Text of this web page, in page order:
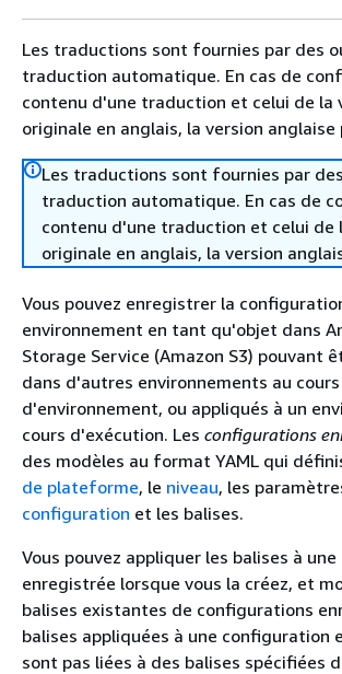
Les traductions sont fournies par des
traduction automatique. En cas de
contenu d'une traduction et celui de la
originale en anglais, la version anglaise
Les traductions sont fournies par
traduction automatique. En cas de
contenu d'une traduction et celui de
originale en anglais, la version
Vous pouvez enregistrer la
environnement en tant qu'objet dans
Storage Service (Amazon S3) pouvant
dans d'autres environnements au
d'environnement, ou appliqués à un
cours d'exécution. Les configurations
des modèles au format YAML qui
de plateforme, le niveau, les
configuration et les balises.
Vous pouvez appliquer les balises à
enregistrée lorsque vous la créez, et
balises existantes de configurations
balises appliquées à une configuration
sont pas liées à des balises spécifiées